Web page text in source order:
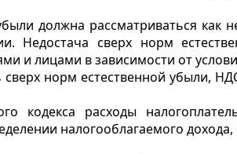
должна рассматриваться как
Недостача сверх норм
и лицами в зависимости от
норм естественной убыли,
кодекса расходы
налогооблагаемого